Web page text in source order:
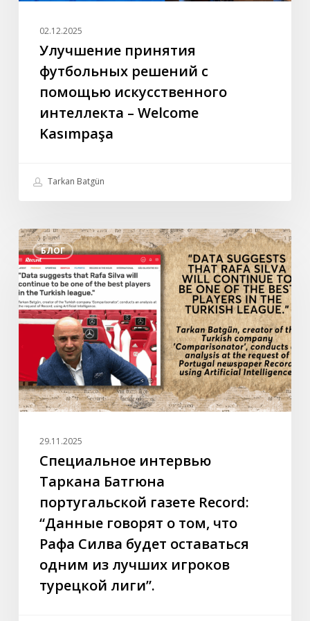
Kasımpaşa
02.12.2025
Улучшение принятия
футбольных решений с
помощью искусственного
интеллекта – Welcome
Kasımpaşa
Tarkan Batgün
БЛОГ
Специальное
интервью
Таркана
Батгюна
португальской
газете
“Данные
говорят
о
будет
оставаться
одним
лучших
турецкой
29.11.2025
Специальное интервью
Таркана Батгюна
португальской газете Record:
“Данные говорят о том, что
Рафа Силва будет оставаться
одним из лучших игроков
турецкой лиги”.